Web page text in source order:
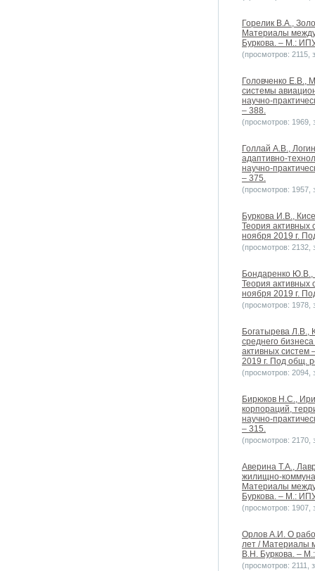
Горелик В.А.,
Материалы
Буркова. – М.:
(просмотров: 2115,
Головченко Е.В.,
системы
научно-
– 388.
(просмотров: 1969,
Голлай А.В.,
адаптивно-
научно-
– 375.
(просмотров: 1957,
Буркова И.В.,
Теория активных
ноября 2019 г.
(просмотров: 2132,
Бондаренко Ю.В.,
Теория активных
ноября 2019 г.
(просмотров: 1978,
Богатырева Л.В.,
среднего
активных систем
2019 г. Под общ.
(просмотров: 2094,
Бирюков Н.С.,
корпораций,
научно-
– 315.
(просмотров: 2170,
Аверина Т.А.,
жилищно-
Материалы
Буркова. – М.:
(просмотров: 1907,
Орлов А.И. О
лет / Материалы
В.Н. Буркова. –
(просмотров: 2111,